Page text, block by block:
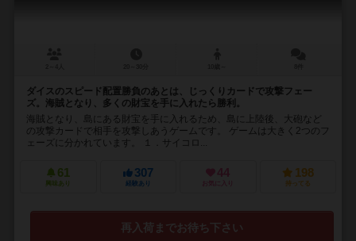
ダイスのスピード配置勝負のあとは、じっくりカードで攻撃フェー
ズ。海賊となり、多くの財宝を手に入れたら勝利。
海賊となり、島にある財宝を手に入れるため、島に上陸後、大砲など
の攻撃カードで相手を攻撃しあうゲームです。 ゲームは大きく2つのフ
ェーズに分かれています。 １．サイコロ...
61
興味あり
307
経験あり
44
お気に入り
198
持ってる
再入荷までお待ち下さい